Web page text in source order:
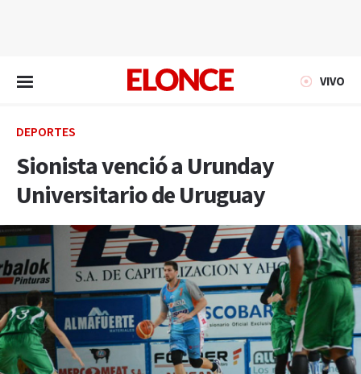
VIVO
DEPORTES
Sionista venció a Urunday
Universitario de Uruguay